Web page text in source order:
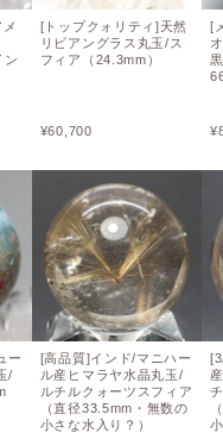
ン
ー
/
[トップクォリティ]天然
リビアングラス丸玉/ス
フィア（24.3mm）
¥60,700
[高品質]インド/マニハー
ル産ヒマラヤ水晶丸玉/
ルチルクォーツスフィア
（直径33.5mm・無数の
小さな水入り？）
[
¥